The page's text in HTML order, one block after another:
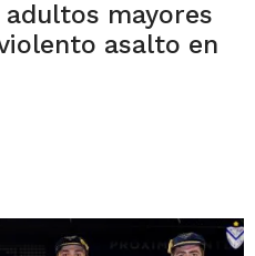
mayores
asalto en